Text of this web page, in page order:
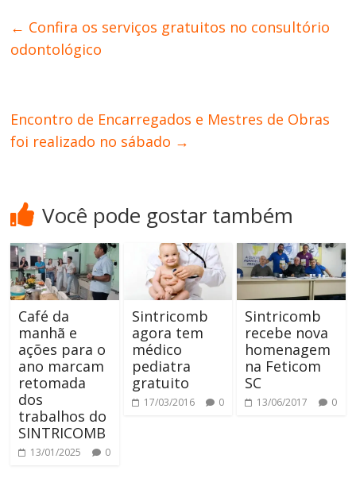
← Confira os serviços gratuitos no consultório
odontológico
Encontro de Encarregados e Mestres de Obras
foi realizado no sábado →
Você pode gostar também
Café da
manhã e
ações para o
ano marcam
retomada
dos
trabalhos do
SINTRICOMB
13/01/2025 0
Sintricomb
agora tem
médico
pediatra
gratuito
17/03/2016 0
Sintricomb
recebe nova
homenagem
na Feticom
SC
13/06/2017 0